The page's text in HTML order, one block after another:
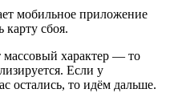
мобильное приложение
сбоя.
характер — то
Если у
остались, то идём дальше.